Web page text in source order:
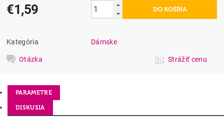
€1,59
Kategória Dámske
Otázka Strážiť cenu
PARAMETRE
DISKUSIA